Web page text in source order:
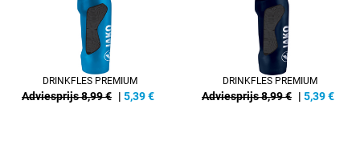
DRINKFLES PREMIUM
Adviesprijs 8,99 € | 5,39€
DRINKFLES PREMIUM
Adviesprijs 8,99 € | 5,39€